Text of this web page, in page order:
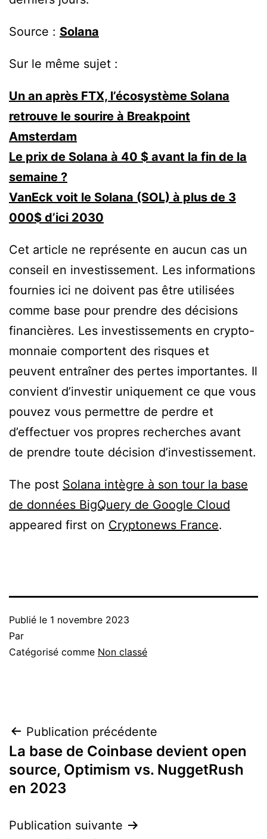
Source : Solana
Sur le même sujet :
Un an après FTX, l’écosystème Solana
retrouve le sourire à Breakpoint
Amsterdam
Le prix de Solana à 40 $ avant la fin de la
semaine ?
VanEck voit le Solana (SOL) à plus de 3
000$ d’ici 2030
Cet article ne représente en aucun cas un
conseil en investissement. Les informations
fournies ici ne doivent pas être utilisées
comme base pour prendre des décisions
financières. Les investissements en crypto-
monnaie comportent des risques et
peuvent entraîner des pertes importantes. Il
convient d’investir uniquement ce que vous
pouvez vous permettre de perdre et
d’effectuer vos propres recherches avant
de prendre toute décision d’investissement.
The post Solana intègre à son tour la base
de données BigQuery de Google Cloud
appeared first on Cryptonews France.
Publié le 1 novembre 2023
Par
Catégorisé comme Non classé
Navigation
de
l’article
Publication précédente
La base de Coinbase devient open
source, Optimism vs. NuggetRush
en 2023
Publication suivante